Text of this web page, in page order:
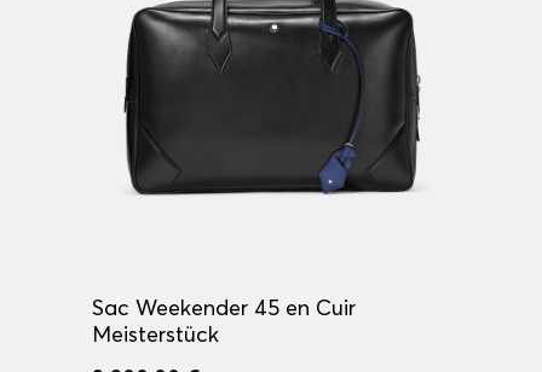
Sac Weekender 45 en Cuir
Meisterstück